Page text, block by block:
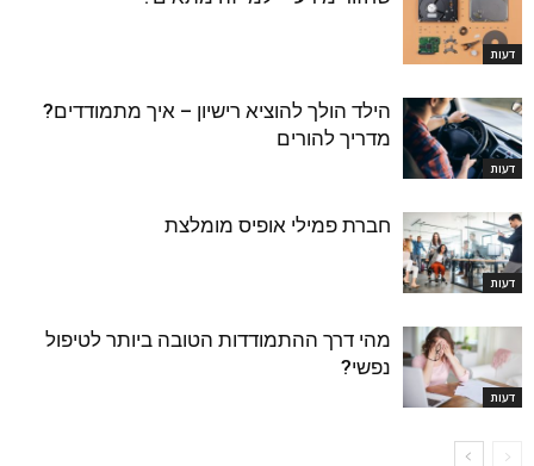
דעות
דעות
הילד הולך להוציא רישיון – איך מתמודדים?
מדריך להורים
דעות
חברת פמילי אופיס מומלצת
דעות
מהי דרך ההתמודדות הטובה ביותר לטיפול
נפשי?